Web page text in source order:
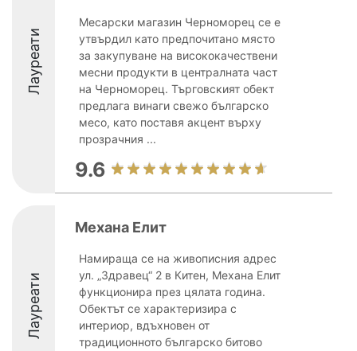
Лауреати
Месарски магазин Черноморец се е
утвърдил като предпочитано място
за закупуване на висококачествени
месни продукти в централната част
на Черноморец. Търговският обект
предлага винаги свежо българско
месо, като поставя акцент върху
прозрачния ...
9.6
Лауреати
Механа Елит
Намираща се на живописния адрес
ул. „Здравец“ 2 в Китен, Механа Елит
функционира през цялата година.
Обектът се характеризира с
интериор, вдъхновен от
традиционното българско битово